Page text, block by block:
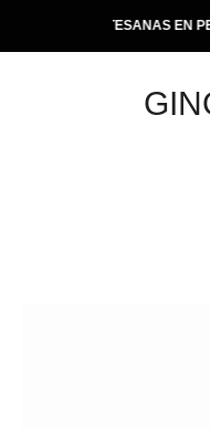
EN PERÚ —–